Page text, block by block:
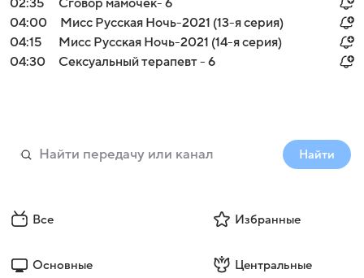
02:35
Сговор мамочек- 6
04:00
Мисс Русская Ночь-2021 (13-я серия)
04:15
Мисс Русская Ночь-2021 (14-я серия)
04:30
Сексуальный терапевт - 6
Найти
Все Избранные
Основные Центральные